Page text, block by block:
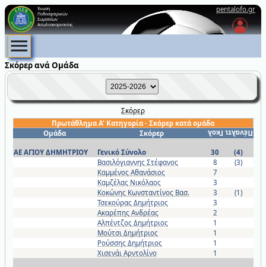
pentalofo.gr
Ένωση
Ποδοσφαιρικών
Σωματείων
Αιτωλοακαρνανίας
Σκόρερ ανά Ομάδα
Σκόρερ
Πρωτάθλημα Α' Κατηγορία - Σκόρερ κατά ομάδα
Ομάδα
Σκόρερ Γκολ Πέναλτι
ΑΕ ΑΓΙΟΥ ΔΗΜΗΤΡΙΟΥ Γενικό Σύνολο 30
(4)
Βασιλόγιαννης Στέφανος
8
(3)
Καμμένος Αθανάσιος
7
Καμζέλας Νικόλαος
3
Κοκώνης Κωνσταντίνος Βασ.
3
(1)
Τσεκούρας Δημήτριος
3
Ακαρέπης Ανδρέας
2
Αλπέντζος Δημήτριος
1
Μούτσι Δημήτριος
1
Ρούσσης Δημήτριος
1
Χισενάι Αρντολίνο
1